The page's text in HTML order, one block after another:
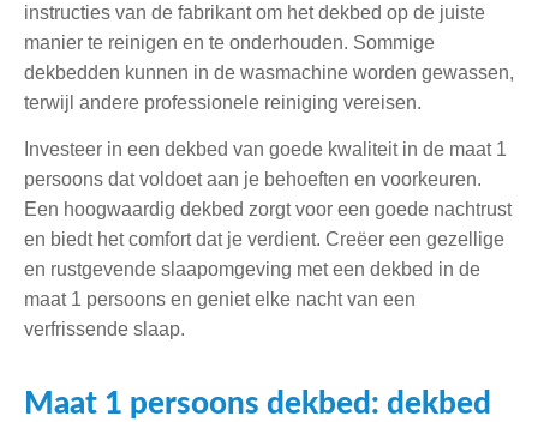
instructies van de fabrikant om het dekbed op de juiste
manier te reinigen en te onderhouden. Sommige
dekbedden kunnen in de wasmachine worden gewassen,
terwijl andere professionele reiniging vereisen.
Investeer in een dekbed van goede kwaliteit in de maat 1
persoons dat voldoet aan je behoeften en voorkeuren.
Een hoogwaardig dekbed zorgt voor een goede nachtrust
en biedt het comfort dat je verdient. Creëer een gezellige
en rustgevende slaapomgeving met een dekbed in de
maat 1 persoons en geniet elke nacht van een
verfrissende slaap.
Maat 1 persoons dekbed: dekbed